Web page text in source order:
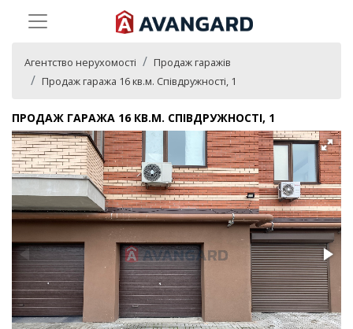
Агентство нерухомості
Продаж гаражів
Продаж гаража 16 кв.м. Співдружності, 1
ПРОДАЖ ГАРАЖА 16 КВ.М. СПІВДРУЖНОСТІ, 1